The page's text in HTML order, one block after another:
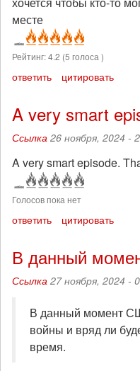
месте
Рейтинг:4.2 (5 голоса )
ответить цитировать
A very smart
Ссылка 26 ноября, 2024 -
A very smart episode.
Голосов пока нет
ответить цитировать
В данный
Ссылка 27 ноября, 2024 -
В данный момент
войны и вряд ли
время.